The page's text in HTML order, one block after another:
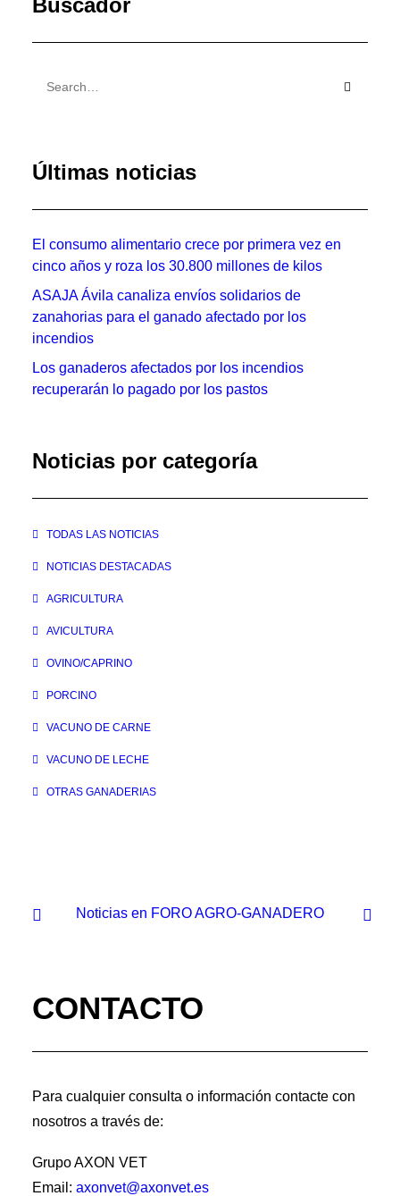
Buscador
Últimas noticias
El consumo alimentario crece por primera vez en
cinco años y roza los 30.800 millones de kilos
ASAJA Ávila canaliza envíos solidarios de
zanahorias para el ganado afectado por los
incendios
Los ganaderos afectados por los incendios
recuperarán lo pagado por los pastos
Noticias por categoría
TODAS LAS NOTICIAS
NOTICIAS DESTACADAS
AGRICULTURA
AVICULTURA
OVINO/CAPRINO
PORCINO
VACUNO DE CARNE
VACUNO DE LECHE
OTRAS GANADERIAS
Noticias en FORO AGRO-GANADERO
CONTACTO
Para cualquier consulta o información contacte con
nosotros a través de:
Grupo AXON VET
Email: axonvet@axonvet.es